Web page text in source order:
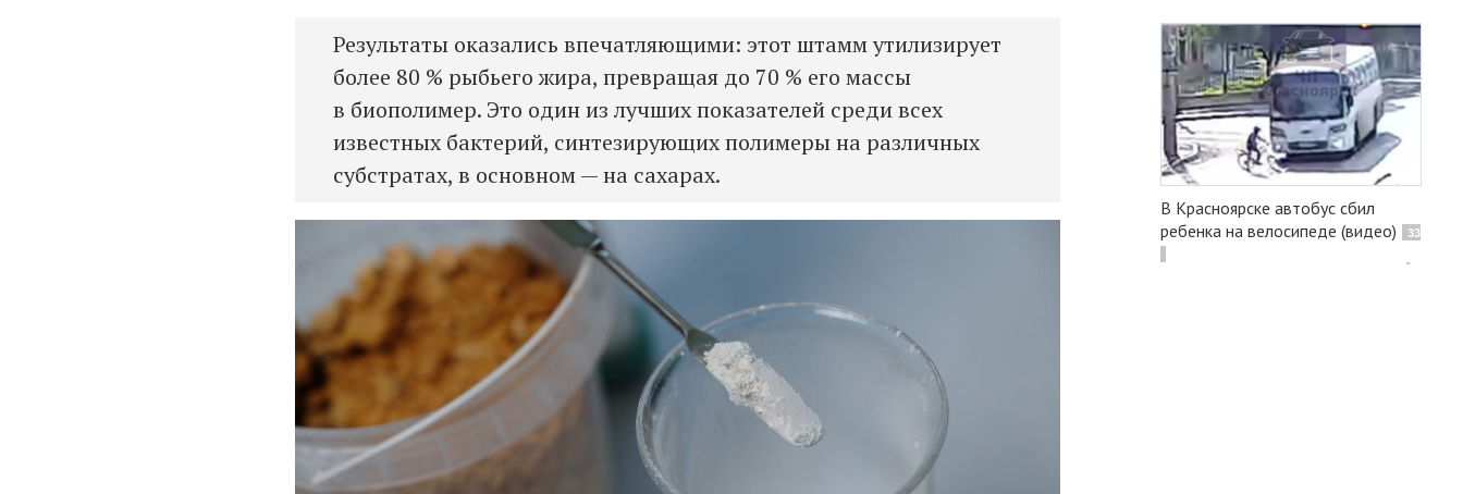
Результаты оказались впечатляющими: этот штамм утилизирует
более 80 % рыбьего жира, превращая до 70 % его массы
в биополимер. Это один из лучших показателей среди всех
известных бактерий, синтезирующих полимеры на различных
субстратах, в основном — на сахарах.
В Красноярске автобус сбил
ребенка на велосипеде (видео)
33